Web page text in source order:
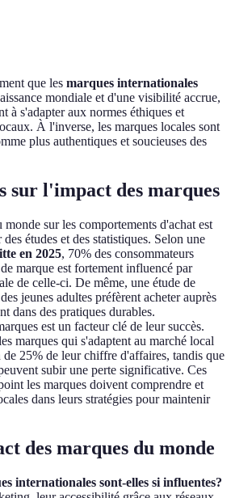
que les marques internationales
mondiale et d'une visibilité accrue,
à s'adapter aux normes éthiques et
À l'inverse, les marques locales sont
plus authentiques et soucieuses des
sur l'impact des marques
sur les comportements d'achat est
études et des statistiques. Selon une
en 2025, 70% des consommateurs
marque est fortement influencé par
de celle-ci. De même, une étude de
jeunes adultes préfèrent acheter auprès
dans des pratiques durables.
est un facteur clé de leur succès.
marques qui s'adaptent au marché local
25% de leur chiffre d'affaires, tandis que
subir une perte significative. Ces
les marques doivent comprendre et
dans leurs stratégies pour maintenir
des marques du monde
internationales sont-elles si influentes?